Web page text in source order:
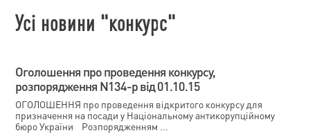
Усі новини "конкурс"
Оголошення про проведення конкурсу,
розпорядження N134-р від 01.10.15
ОГОЛОШЕННЯ про проведення відкритого конкурсу для
призначення на посади у Національному антикорупційному
бюро України Розпорядженням ...